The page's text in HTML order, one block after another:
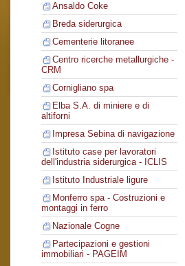
Ansaldo Coke
Breda siderurgica
Cementerie litoranee
Centro ricerche metallurgiche -
CRM
Cornigliano spa
Elba S.A. di miniere e di
altiforni
Impresa Sebina di navigazione
Istituto case per lavoratori
dell'industria siderurgica - ICLIS
Istituto Industriale ligure
Monferro spa - Costruzioni e
montaggi in ferro
Nazionale Cogne
Partecipazioni e gestioni
immobiliari - PAGEIM